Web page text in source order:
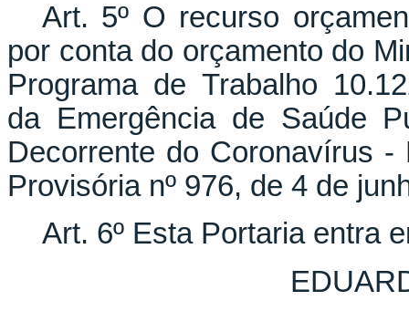
Art. 5º O recurso
por conta do orçamento do
Programa de Trabalho
da Emergência de Saúde
Decorrente do Coronavírus
Provisória nº 976, de 4 de
Art. 6º Esta Portaria entra